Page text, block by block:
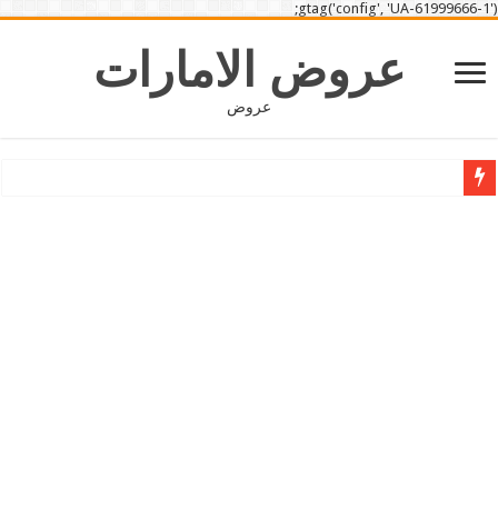
gtag('config', 'UA-61999666-1');
عروض الامارات
عروض